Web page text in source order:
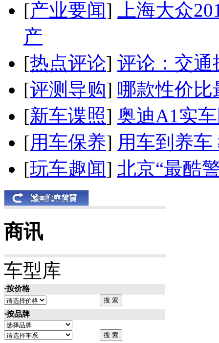
[产业要闻]
上海大众
产
[热点评论] 评论：交通
[评测导购] 哪款性价比
[新车谍照] 奥迪A1实
[用车保养] 用车到养
[玩车趣闻] 北京“最酷
商讯
车型库
·按价格
·按品牌